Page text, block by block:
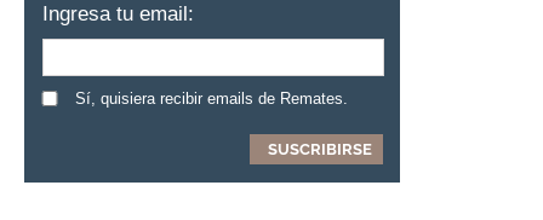
Ingresa tu email:
Sí, quisiera recibir emails de Remates.